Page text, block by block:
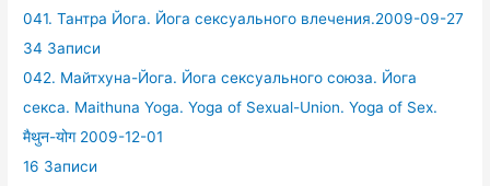
041. Тантра Йога. Йога сексуального влечения.2009-09-27
34 Записи
042. Майтхуна-Йога. Йога сексуального союза. Йога
секса. Maithuna Yoga. Yoga of Sexual-Union. Yoga of Sex.
मैथुन-योग 2009-12-01
16 Записи